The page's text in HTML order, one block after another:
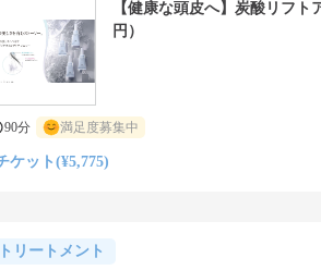
【健康な頭皮へ】炭酸リフト
円）
90分 満足度募集中
ケット(¥5,775)
リートメント